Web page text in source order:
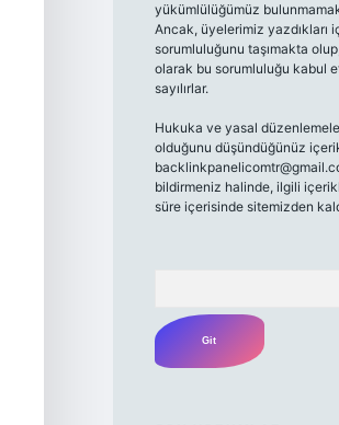
yükümlülüğümüz
Ancak, üyelerimiz yazdıkları
sorumluluğunu taşımakta
olarak bu sorumluluğu kabul
sayılırlar.
Hukuka ve yasal
olduğunu düşündüğünüz
bildirmeniz halinde, ilgili
süre içerisinde sitemizden